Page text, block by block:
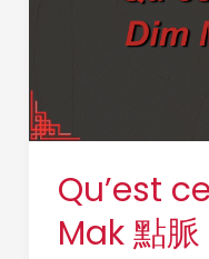
Qu’est
Mak 點脈
脈